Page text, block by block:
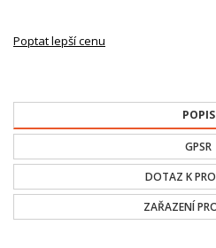
Poptat lepší cenu
POPIS
GPSR
DOTAZ K
ZAŘAZENÍ